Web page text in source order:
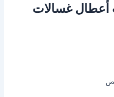
أعطال غسالات